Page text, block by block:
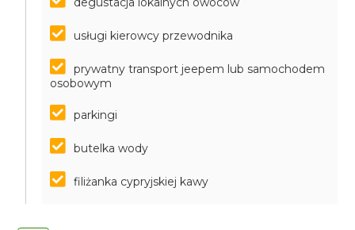
usługi kierowcy przewodnika
prywatny transport jeepem lub samochodem
osobowym
parkingi
butelka wody
filiżanka cypryjskiej kawy